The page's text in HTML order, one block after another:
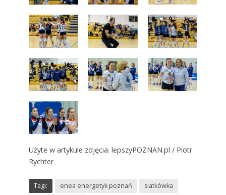
Użyte w artykule zdjęcia: lepszyPOZNAN.pl / Piotr
Rychter
Tagi: enea energetyk poznań
siatkówka